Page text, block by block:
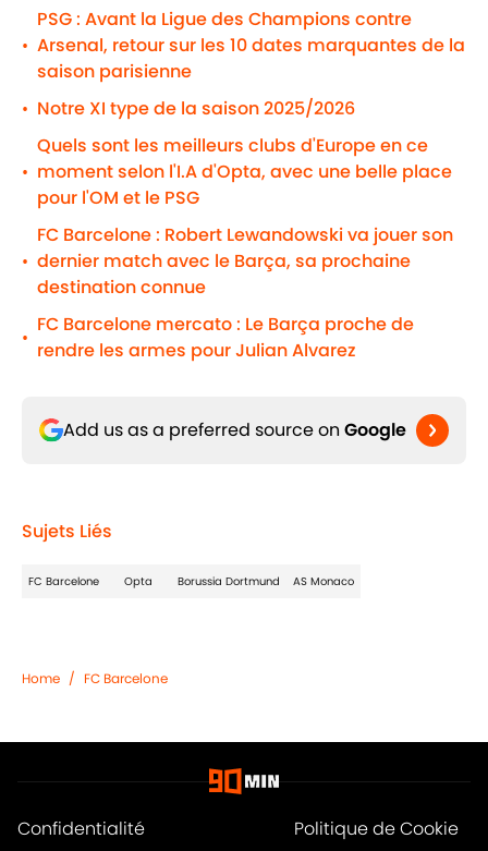
•
PSG : Avant la Ligue des Champions contre
Arsenal, retour sur les 10 dates marquantes de la
saison parisienne
• Notre XI type de la saison 2025/2026
•
Quels sont les meilleurs clubs d'Europe en ce
moment selon l'I.A d'Opta, avec une belle place
pour l'OM et le PSG
•
FC Barcelone : Robert Lewandowski va jouer son
dernier match avec le Barça, sa prochaine
destination connue
•
FC Barcelone mercato : Le Barça proche de
rendre les armes pour Julian Alvarez
Add us as a preferred source on Google
Sujets Liés
FC Barcelone Opta Borussia Dortmund AS Monaco
Home / FC Barcelone
Confidentialité Politique de Cookie